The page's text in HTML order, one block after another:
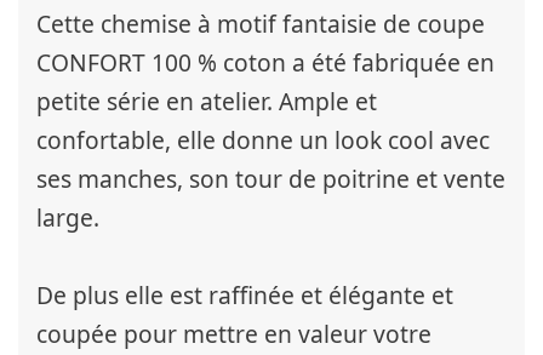
Cette chemise à motif fantaisie de coupe
CONFORT 100 % coton a été fabriquée en
petite série en atelier. Ample et
confortable, elle donne un look cool avec
ses manches, son tour de poitrine et vente
large.
De plus elle est raffinée et élégante et
coupée pour mettre en valeur votre